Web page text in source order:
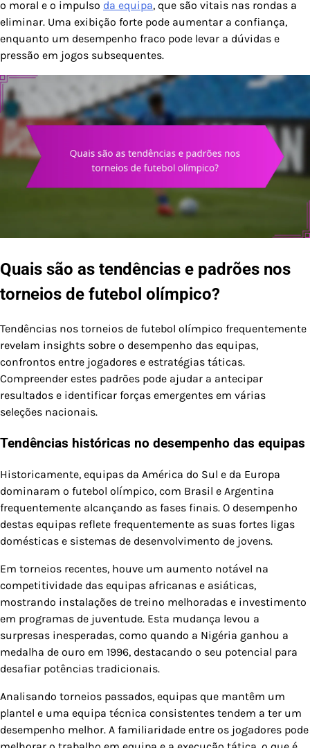
o moral e o impulso da equipa, que são vitais nas rondas a
eliminar. Uma exibição forte pode aumentar a confiança,
enquanto um desempenho fraco pode levar a dúvidas e
pressão em jogos subsequentes.
Quais são as tendências e padrões nos
torneios de futebol olímpico?
Tendências nos torneios de futebol olímpico frequentemente
revelam insights sobre o desempenho das equipas,
confrontos entre jogadores e estratégias táticas.
Compreender estes padrões pode ajudar a antecipar
resultados e identificar forças emergentes em várias
seleções nacionais.
Tendências históricas no desempenho das equipas
Historicamente, equipas da América do Sul e da Europa
dominaram o futebol olímpico, com Brasil e Argentina
frequentemente alcançando as fases finais. O desempenho
destas equipas reflete frequentemente as suas fortes ligas
domésticas e sistemas de desenvolvimento de jovens.
Em torneios recentes, houve um aumento notável na
competitividade das equipas africanas e asiáticas,
mostrando instalações de treino melhoradas e investimento
em programas de juventude. Esta mudança levou a
surpresas inesperadas, como quando a Nigéria ganhou a
medalha de ouro em 1996, destacando o seu potencial para
desafiar potências tradicionais.
Analisando torneios passados, equipas que mantêm um
plantel e uma equipa técnica consistentes tendem a ter um
desempenho melhor. A familiaridade entre os jogadores pode